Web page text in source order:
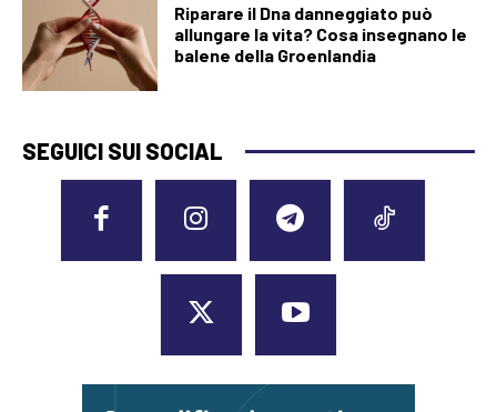
Riparare il Dna danneggiato può
allungare la vita? Cosa insegnano le
balene della Groenlandia
SEGUICI SUI SOCIAL